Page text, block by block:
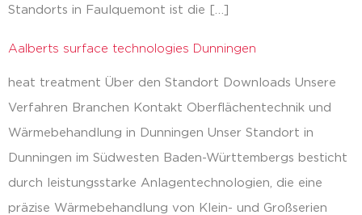
Standorts in Faulquemont ist die […]
Aalberts surface technologies Dunningen
heat treatment Über den Standort Downloads Unsere
Verfahren Branchen Kontakt Oberflächentechnik und
Wärmebehandlung in Dunningen Unser Standort in
Dunningen im Südwesten Baden-Württembergs besticht
durch leistungsstarke Anlagentechnologien, die eine
präzise Wärmebehandlung von Klein- und Großserien